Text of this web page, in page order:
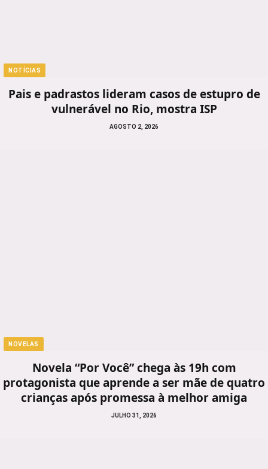
NOTÍCIAS
Pais e padrastos lideram casos de estupro de
vulnerável no Rio, mostra ISP
AGOSTO 2, 2026
NOVELAS
Novela “Por Você” chega às 19h com
protagonista que aprende a ser mãe de quatro
crianças após promessa à melhor amiga
JULHO 31, 2026